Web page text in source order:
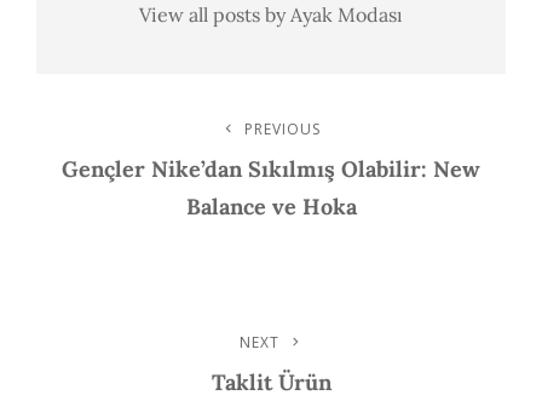
View all posts by Ayak Modası
Navigation
Post
PREVIOUS
Gençler Nike’dan Sıkılmış Olabilir: New
Balance ve Hoka
NEXT
Taklit Ürün